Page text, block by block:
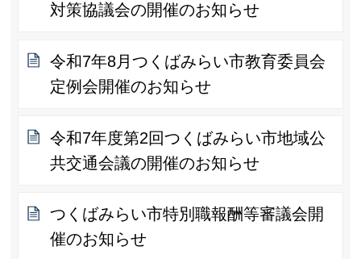
対策協議会の開催のお知らせ
令和7年8月つくばみらい市教育委員会
定例会開催のお知らせ
令和7年度第2回つくばみらい市地域公
共交通会議の開催のお知らせ
つくばみらい市特別職報酬等審議会開
催のお知らせ